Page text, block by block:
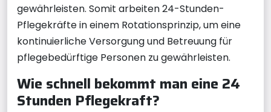
gewährleisten. Somit arbeiten 24-Stunden-
Pflegekräfte in einem Rotationsprinzip, um eine
kontinuierliche Versorgung und Betreuung für
pflegebedürftige Personen zu gewährleisten.
Wie schnell bekommt man eine 24
Stunden Pflegekraft?